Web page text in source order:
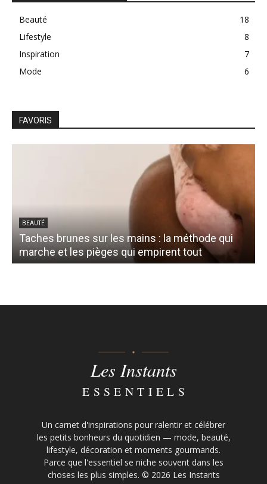
Beauté
18
Lifestyle
8
Inspiration
7
Mode
6
FAVORIS
BEAUTÉ
Taches brunes sur les mains : la méthode qui
marche et les pièges qui empirent tout
Les Instants
ESSENTIELS
Un carnet d'inspirations pour ralentir et célébrer
les petits bonheurs du quotidien — mode, beauté,
lifestyle, décoration et moments gourmands.
Parce que l'essentiel se niche souvent dans les
choses les plus simples. © 2026 Les Instants